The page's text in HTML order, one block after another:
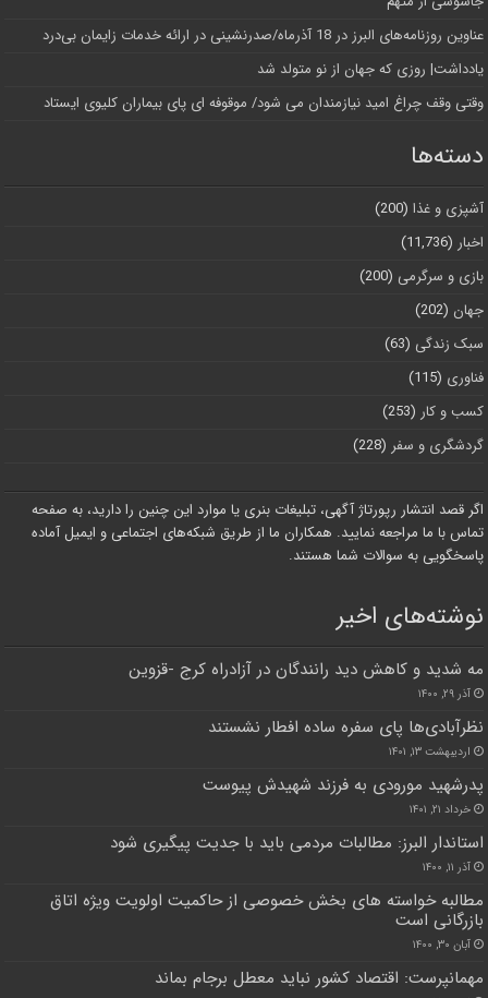
عناوین روزنامه‌های البرز در ‌18 آذرماه/صدرنشینی در ارائه خدمات زایمان بی‌درد
یادداشت| روزی که جهان از نو متولد شد
وقتی وقف چراغ امید نیازمندان می شود/ موقوفه ای پای بیماران کلیوی ایستاد
دسته‌ها
آشپزی و غذا (200)
اخبار (11,736)
بازی و سرگرمی (200)
جهان (202)
سبک زندگی (63)
فناوری (115)
کسب و کار (253)
گردشگری و سفر (228)
اگر قصد انتشار رپورتاژ آگهی، تبلیغات بنری یا موارد این چنین را دارید، به صفحه
تماس با ما مراجعه نمایید. همکاران ما از طریق شبکه‌های اجتماعی و ایمیل آماده
پاسخگویی به سوالات شما هستند.
نوشته‌های اخیر
مه شدید و کاهش دید رانندگان در آزادراه کرج -قزوین
آذر ۲۹, ۱۴۰۰
نظرآبادی‌ها پای سفره ساده افطار نشستند
اردیبهشت ۱۳, ۱۴۰۱
پدرشهید مورودی به فرزند شهیدش پیوست
خرداد ۲۱, ۱۴۰۱
استاندار البرز: مطالبات مردمی باید با جدیت پیگیری شود
آذر ۱۱, ۱۴۰۰
مطالبه خواسته های بخش خصوصی از حاکمیت اولویت ویژه اتاق
بازرگانی است
آبان ۳۰, ۱۴۰۰
مهمانپرست: اقتصاد کشور نباید معطل برجام بماند